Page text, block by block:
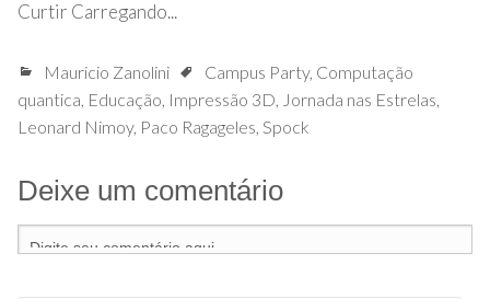
Curtir Carregando...
Mauricio Zanolini Campus Party, Computação
quantica, Educação, Impressão 3D, Jornada nas Estrelas,
Leonard Nimoy, Paco Ragageles, Spock
Deixe um comentário